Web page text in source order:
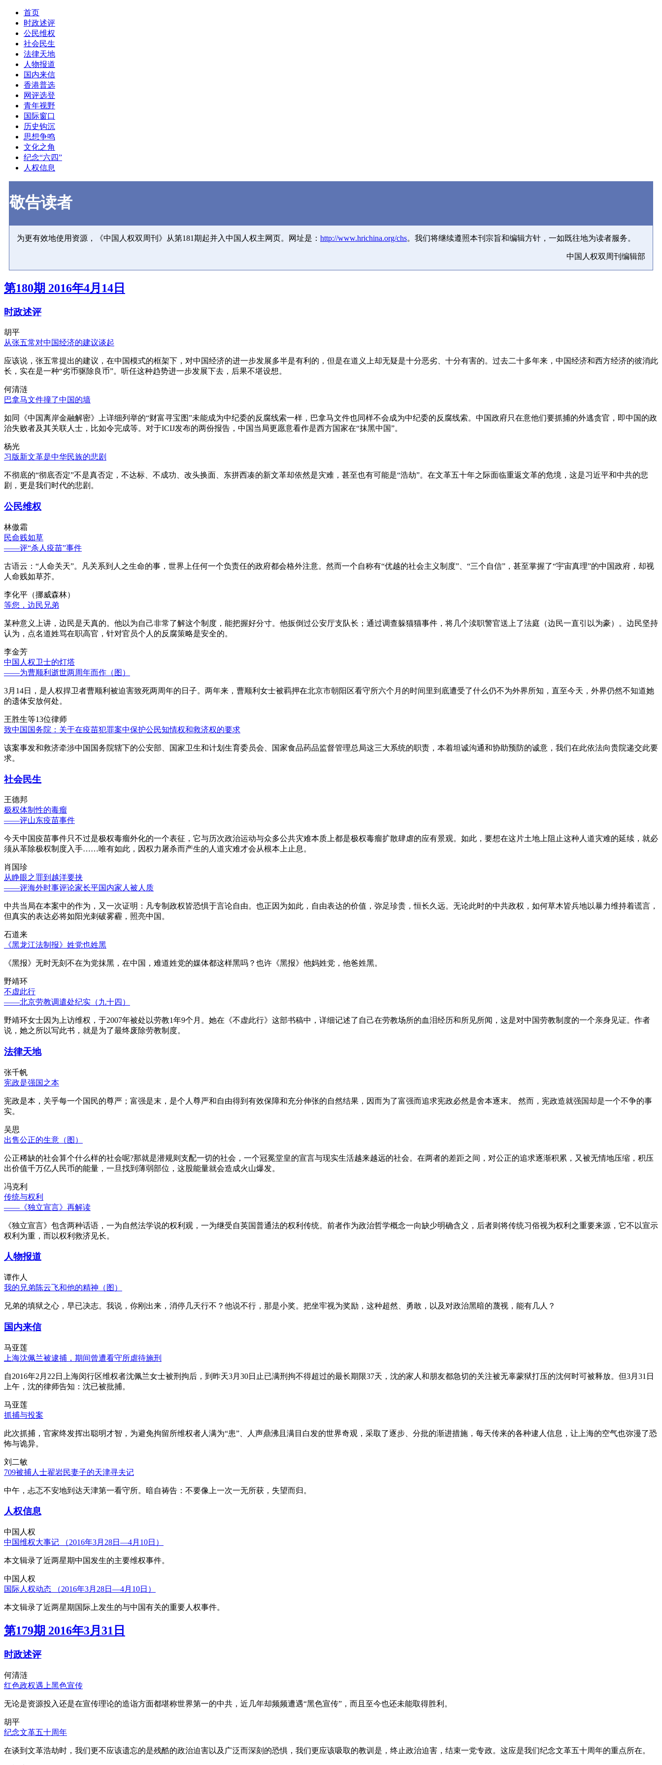
首页
时政述评
公民维权
社会民生
法律天地
人物报道
国内来信
香港普选
网评选登
青年视野
国际窗口
历史钩沉
思想争鸣
文化之角
纪念“六四”
人权信息
敬告读者
为更有效地使用资源，《中国人权双周刊》从第181期起并入中国人权主网页。网址是： http://www.hrichina.org/chs。我们将继续遵照本刊宗旨和编辑方针，一如既往地为读者服务。
中国人权双周刊编辑部
第180期 2016年4月14日
时政述评
胡平
从张五常对中国经济的建议谈起
应该说，张五常提出的建议，在中国模式的框架下，对中国经济的进一步发展多半是有利的，但是在道义上却无疑是十分恶劣、十分有害的。过去二十多年来，中国经济和西方经济的彼消此
长，实在是一种“劣币驱除良币”。听任这种趋势进一步发展下去，后果不堪设想。
何清涟
巴拿马文件撞了中国的墙
如同《中国离岸金融解密》上详细列举的“财富寻宝图”未能成为中纪委的反腐线索一样，巴拿马文件也同样不会成为中纪委的反腐线索。中国政府只在意他们要抓捕的外逃贪官，即中国的政
治失败者及其关联人士，比如令完成等。对于ICIJ发布的两份报告，中国当局更愿意看作是西方国家在“抹黑中国”。
杨光
习版新文革是中华民族的悲剧
不彻底的“彻底否定”不是真否定，不达标、不成功、改头换面、东拼西凑的新文革却依然是灾难，甚至也有可能是“浩劫”。在文革五十年之际面临重返文革的危境，这是习近平和中共的悲
剧，更是我们时代的悲剧。
公民维权
林傲霜
民命贱如草
——评“杀人疫苗”事件
古语云：“人命关天”。凡关系到人之生命的事，世界上任何一个负责任的政府都会格外注意。然而一个自称有“优越的社会主义制度”、“三个自信”，甚至掌握了“宇宙真理”的中国政府，却视
人命贱如草芥。
李化平（挪威森林）
等您，边民兄弟
某种意义上讲，边民是天真的。他以为自己非常了解这个制度，能把握好分寸。他扳倒过公安厅支队长；通过调查躲猫猫事件，将几个渎职警官送上了法庭（边民一直引以为豪）。边民坚持
认为，点名道姓骂在职高官，针对官员个人的反腐策略是安全的。
李金芳
中国人权卫士的灯塔
——为曹顺利逝世两周年而作（图）
3月14日，是人权捍卫者曹顺利被迫害致死两周年的日子。两年来，曹顺利女士被羁押在北京市朝阳区看守所六个月的时间里到底遭受了什么仍不为外界所知，直至今天，外界仍然不知道她
的遗体安放何处。
王胜生等13位律师
致中国国务院：关于在疫苗犯罪案中保护公民知情权和救济权的要求
该案事发和救济牵涉中国国务院辖下的公安部、国家卫生和计划生育委员会、国家食品药品监督管理总局这三大系统的职责，本着坦诚沟通和协助预防的诚意，我们在此依法向贵院递交此要
求。
社会民生
王德邦
极权体制性的毒瘤
——评山东疫苗事件
今天中国疫苗事件只不过是极权毒瘤外化的一个表征，它与历次政治运动与众多公共灾难本质上都是极权毒瘤扩散肆虐的应有景观。如此，要想在这片土地上阻止这种人道灾难的延续，就必
须从革除极权制度入手……唯有如此，因权力屠杀而产生的人道灾难才会从根本上止息。
肖国珍
从睁眼之罪到越洋要挟
——评海外时事评论家长平国内家人被人质
中共当局在本案中的作为，又一次证明：凡专制政权皆恐惧于言论自由。也正因为如此，自由表达的价值，弥足珍贵，恒长久远。无论此时的中共政权，如何草木皆兵地以暴力维持着谎言，
但真实的表达必将如阳光刺破雾霾，照亮中国。
石道来
《黑龙江法制报》姓党也姓黑
《黑报》无时无刻不在为党抹黑，在中国，难道姓党的媒体都这样黑吗？也许《黑报》他妈姓党，他爸姓黑。
野靖环
不虚此行
——北京劳教调遣处纪实（九十四）
野靖环女士因为上访维权，于2007年被处以劳教1年9个月。她在《不虚此行》这部书稿中，详细记述了自己在劳教场所的血泪经历和所见所闻，这是对中国劳教制度的一个亲身见证。作者
说，她之所以写此书，就是为了最终废除劳教制度。
法律天地
张千帆
宪政是强国之本
宪政是本，关乎每一个国民的尊严；富强是末，是个人尊严和自由得到有效保障和充分伸张的自然结果，因而为了富强而追求宪政必然是舍本逐末。 然而，宪政造就强国却是一个不争的事
实。
吴思
出售公正的生意（图）
公正稀缺的社会算个什么样的社会呢?那就是潜规则支配一切的社会，一个冠冕堂皇的宣言与现实生活越来越远的社会。在两者的差距之间，对公正的追求逐渐积累，又被无情地压缩，积压
出价值千万亿人民币的能量，一旦找到薄弱部位，这股能量就会造成火山爆发。
冯克利
传统与权利
——《独立宣言》再解读
《独立宣言》包含两种话语，一为自然法学说的权利观，一为继受自英国普通法的权利传统。前者作为政治哲学概念一向缺少明确含义，后者则将传统习俗视为权利之重要来源，它不以宣示
权利为重，而以权利救济见长。
人物报道
谭作人
我的兄弟陈云飞和他的精神（图）
兄弟的填狱之心，早已决志。我说，你刚出来，消停几天行不？他说不行，那是小奖。把坐牢视为奖励，这种超然、勇敢，以及对政治黑暗的蔑视，能有几人？
国内来信
马亚莲
上海沈佩兰被逮捕，期间曾遭看守所虐待施刑
自2016年2月22日上海闵行区维权者沈佩兰女士被刑拘后，到昨天3月30日止已满刑拘不得超过的最长期限37天，沈的家人和朋友都急切的关注被无辜蒙狱打压的沈何时可被释放。但3月31日
上午，沈的律师告知：沈已被批捕。
马亚莲
抓捕与投案
此次抓捕，官家终发挥出聪明才智，为避免拘留所维权者人满为“患”、人声鼎沸且满目白发的世界奇观，采取了逐步、分批的渐进措施，每天传来的各种逮人信息，让上海的空气也弥漫了恐
怖与诡异。
刘二敏
709被捕人士翟岩民妻子的天津寻夫记
中午，忐忑不安地到达天津第一看守所。暗自祷告：不要像上一次一无所获，失望而归。
人权信息
中国人权
中国维权大事记 （2016年3月28日—4月10日）
本文辑录了近两星期中国发生的主要维权事件。
中国人权
国际人权动态 （2016年3月28日—4月10日）
本文辑录了近两星期国际上发生的与中国有关的重要人权事件。
第179期 2016年3月31日
时政述评
何清涟
红色政权遇上黑色宣传
无论是资源投入还是在宣传理论的造诣方面都堪称世界第一的中共，近几年却频频遭遇“黑色宣传”，而且至今也还未能取得胜利。
胡平
纪念文革五十周年
在谈到文革浩劫时，我们更不应该遗忘的是残酷的政治迫害以及广泛而深刻的恐惧，我们更应该吸取的教训是，终止政治迫害，结束一党专政。这应是我们纪念文革五十周年的重点所在。